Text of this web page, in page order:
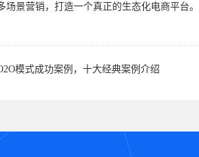
景营销，打造一个真正的生态化电商平台。
模式成功案例，十大经典案例介绍